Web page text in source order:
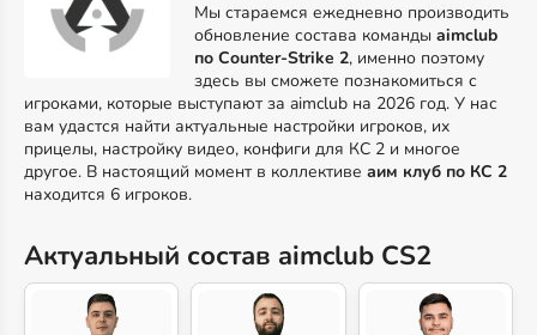
Мы стараемся ежедневно производить
обновление состава командыaimclub
по Counter-Strike 2, именно поэтому
здесь вы сможете познакомиться с
игроками, которые выступают за aimclub на 2026 год. У нас
вам удастся найти актуальные настройки игроков, их
прицелы, настройку видео, конфиги для КС 2 и многое
другое. В настоящий момент в коллективе аим клуб по КС 2
находится 6 игроков.
Актуальный состав aimclub CS2